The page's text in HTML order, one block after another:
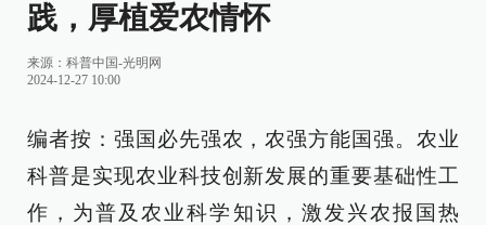
践，厚植爱农情怀
来源：科普中国-光明网
2024-12-27 10:00
编者按：强国必先强农，农强方能国强。农业
科普是实现农业科技创新发展的重要基础性工
作，为普及农业科学知识，激发兴农报国热